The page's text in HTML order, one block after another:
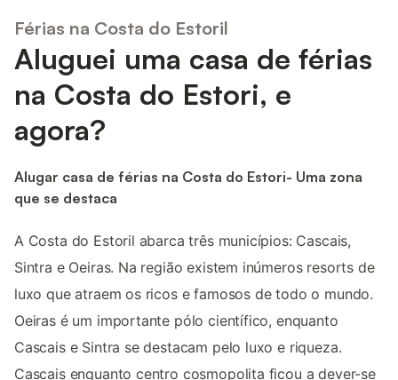
Férias na Costa do Estoril
Aluguei uma casa de férias
na Costa do Estori, e
agora?
Alugar casa de férias na Costa do Estori- Uma zona
que se destaca
A Costa do Estoril abarca três municípios: Cascais,
Sintra e Oeiras. Na região existem inúmeros resorts de
luxo que atraem os ricos e famosos de todo o mundo.
Oeiras é um importante pólo científico, enquanto
Cascais e Sintra se destacam pelo luxo e riqueza.
Cascais enquanto centro cosmopolita ficou a dever-se